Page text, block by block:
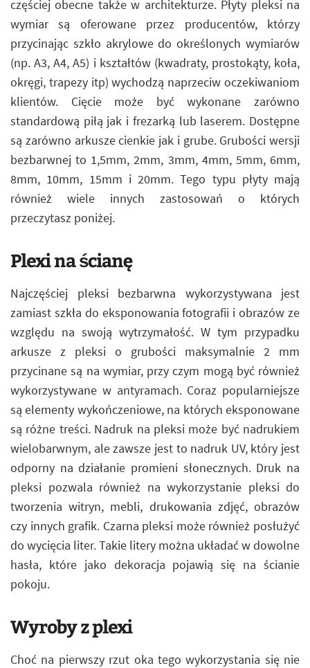
częściej obecne także w architekturze. Płyty pleksi na
wymiar są oferowane przez producentów, którzy
przycinając szkło akrylowe do określonych wymiarów
(np. A3, A4, A5) i kształtów (kwadraty, prostokąty, koła,
okręgi, trapezy itp) wychodzą naprzeciw oczekiwaniom
klientów. Cięcie może być wykonane zarówno
standardową piłą jak i frezarką lub laserem. Dostępne
są zarówno arkusze cienkie jak i grube. Grubości wersji
bezbarwnej to 1,5mm, 2mm, 3mm, 4mm, 5mm, 6mm,
8mm, 10mm, 15mm i 20mm. Tego typu płyty mają
również wiele innych zastosowań o których
przeczytasz poniżej.
Plexi na ścianę
Najczęściej pleksi bezbarwna wykorzystywana jest
zamiast szkła do eksponowania fotografii i obrazów ze
względu na swoją wytrzymałość. W tym przypadku
arkusze z pleksi o grubości maksymalnie 2 mm
przycinane są na wymiar, przy czym mogą być również
wykorzystywane w antyramach. Coraz popularniejsze
są elementy wykończeniowe, na których eksponowane
są różne treści. Nadruk na pleksi może być nadrukiem
wielobarwnym, ale zawsze jest to nadruk UV, który jest
odporny na działanie promieni słonecznych. Druk na
pleksi pozwala również na wykorzystanie pleksi do
tworzenia witryn, mebli, drukowania zdjęć, obrazów
czy innych grafik. Czarna pleksi może również posłużyć
do wycięcia liter. Takie litery można układać w dowolne
hasła, które jako dekoracja pojawią się na ścianie
pokoju.
Wyroby z plexi
Choć na pierwszy rzut oka tego wykorzystania się nie